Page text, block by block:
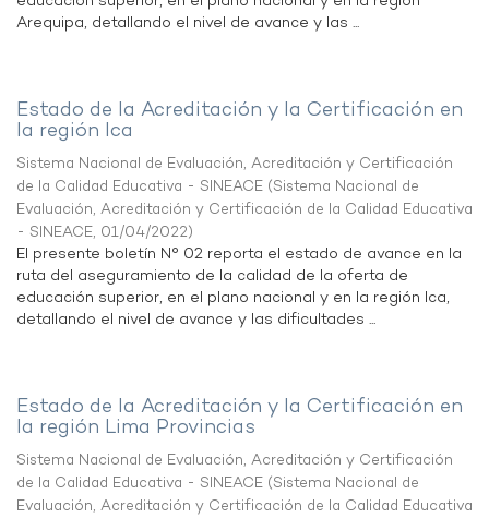
Arequipa, detallando el nivel de avance y las ...
Estado de la Acreditación y la Certificación en
la región Ica
Sistema Nacional de Evaluación, Acreditación y Certificación
de la Calidad Educativa - SINEACE (Sistema Nacional de
Evaluación, Acreditación y Certificación de la Calidad Educativa
- SINEACE, 01/04/2022)
El presente boletín N° 02 reporta el estado de avance en la
ruta del aseguramiento de la calidad de la oferta de
educación superior, en el plano nacional y en la región Ica,
detallando el nivel de avance y las dificultades ...
Estado de la Acreditación y la Certificación en
la región Lima Provincias
Sistema Nacional de Evaluación, Acreditación y Certificación
de la Calidad Educativa - SINEACE (Sistema Nacional de
Evaluación, Acreditación y Certificación de la Calidad Educativa